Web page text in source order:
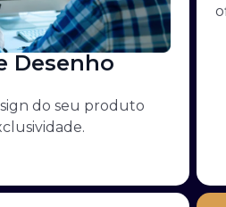
Desenho
do seu produto